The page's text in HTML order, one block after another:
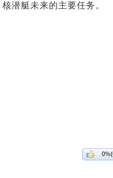
核潜艇未来的主要任务。